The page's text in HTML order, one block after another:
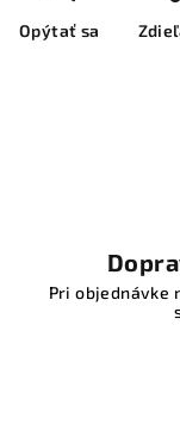
Opýtať sa
Pri objednávke